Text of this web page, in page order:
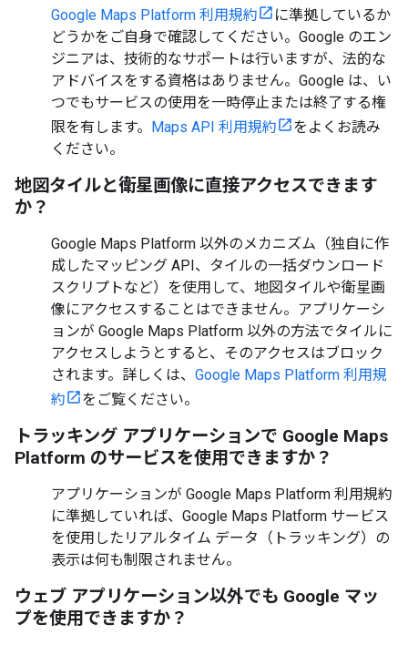
Google Maps Platform 利用規約
に準拠しているか
どうかをご自身で確認してください。Google のエン
ジニアは、技術的なサポートは行いますが、法的な
アドバイスをする資格はありません。Google は、い
つでもサービスの使用を一時停止または終了する権
限を有します。 Maps API 利用規約
をよくお読み
ください。
地図タイルと衛星画像に直接アクセスできます
か？
Google Maps Platform 以外のメカニズム（独自に作
成したマッピング API、タイルの一括ダウンロード
スクリプトなど）を使用して、地図タイルや衛星画
像にアクセスすることはできません。アプリケーシ
ョンが Google Maps Platform 以外の方法でタイルに
アクセスしようとすると、そのアクセスはブロック
されます。詳しくは、 Google Maps Platform 利用規
約
をご覧ください。
トラッキング アプリケーションで Google Maps
Platform のサービスを使用できますか？
アプリケーションが Google Maps Platform 利用規約
に準拠していれば、Google Maps Platform サービス
を使用したリアルタイム データ（トラッキング）の
表示は何も制限されません。
ウェブ アプリケーション以外でも Google マッ
プを使用できますか？